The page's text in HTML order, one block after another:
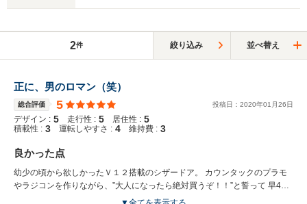
2件 絞り込み 並べ替え
正に、男のロマン（笑）
総合評価 5 投稿日： 2020年01 月26日
デザイン : 5 走行性 : 5 居住性 : 5
積載性 : 3 運転しやすさ : 4 維持費 : 3
良かった点
幼少の頃から欲しかったＶ１２搭載のシザードア。 カウンタックのプラモ
やラジコンを作りながら、”大人になったら絶対買うぞ！！”と誓って 早40
年（笑） やっと夢が叶いました！